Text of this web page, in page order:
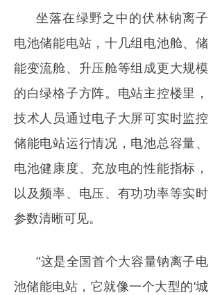
坐落在绿野之中的伏林钠离子
电池储能电站，十几组电池舱、储
能变流舱、升压舱等组成更大规模
的白绿格子方阵。电站主控楼里，
技术人员通过电子大屏可实时监控
储能电站运行情况，电池总容量、
电池健康度、充放电的性能指标，
以及频率、电压、有功功率等实时
参数清晰可见。
“这是全国首个大容量钠离子电
池储能电站，它就像一个大型的‘城